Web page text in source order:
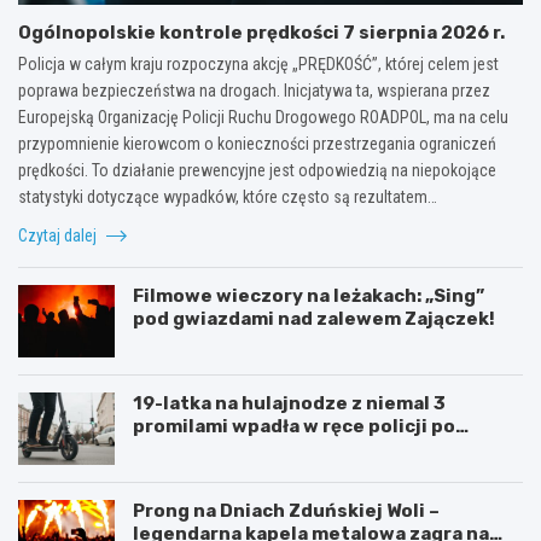
Ogólnopolskie kontrole prędkości 7 sierpnia 2026 r.
Policja w całym kraju rozpoczyna akcję „PRĘDKOŚĆ”, której celem jest
poprawa bezpieczeństwa na drogach. Inicjatywa ta, wspierana przez
Europejską Organizację Policji Ruchu Drogowego ROADPOL, ma na celu
przypomnienie kierowcom o konieczności przestrzegania ograniczeń
prędkości. To działanie prewencyjne jest odpowiedzią na niepokojące
statystyki dotyczące wypadków, które często są rezultatem…
Czytaj dalej
Filmowe wieczory na leżakach: „Sing”
pod gwiazdami nad zalewem Zajączek!
19-latka na hulajnodze z niemal 3
promilami wpadła w ręce policji po
Prong na Dniach Zduńskiej Woli –
legendarna kapela metalowa zagra na